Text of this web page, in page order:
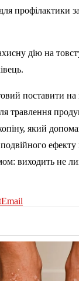
профілактики
дію на
поставити на
травлення
який
виходить не
Email